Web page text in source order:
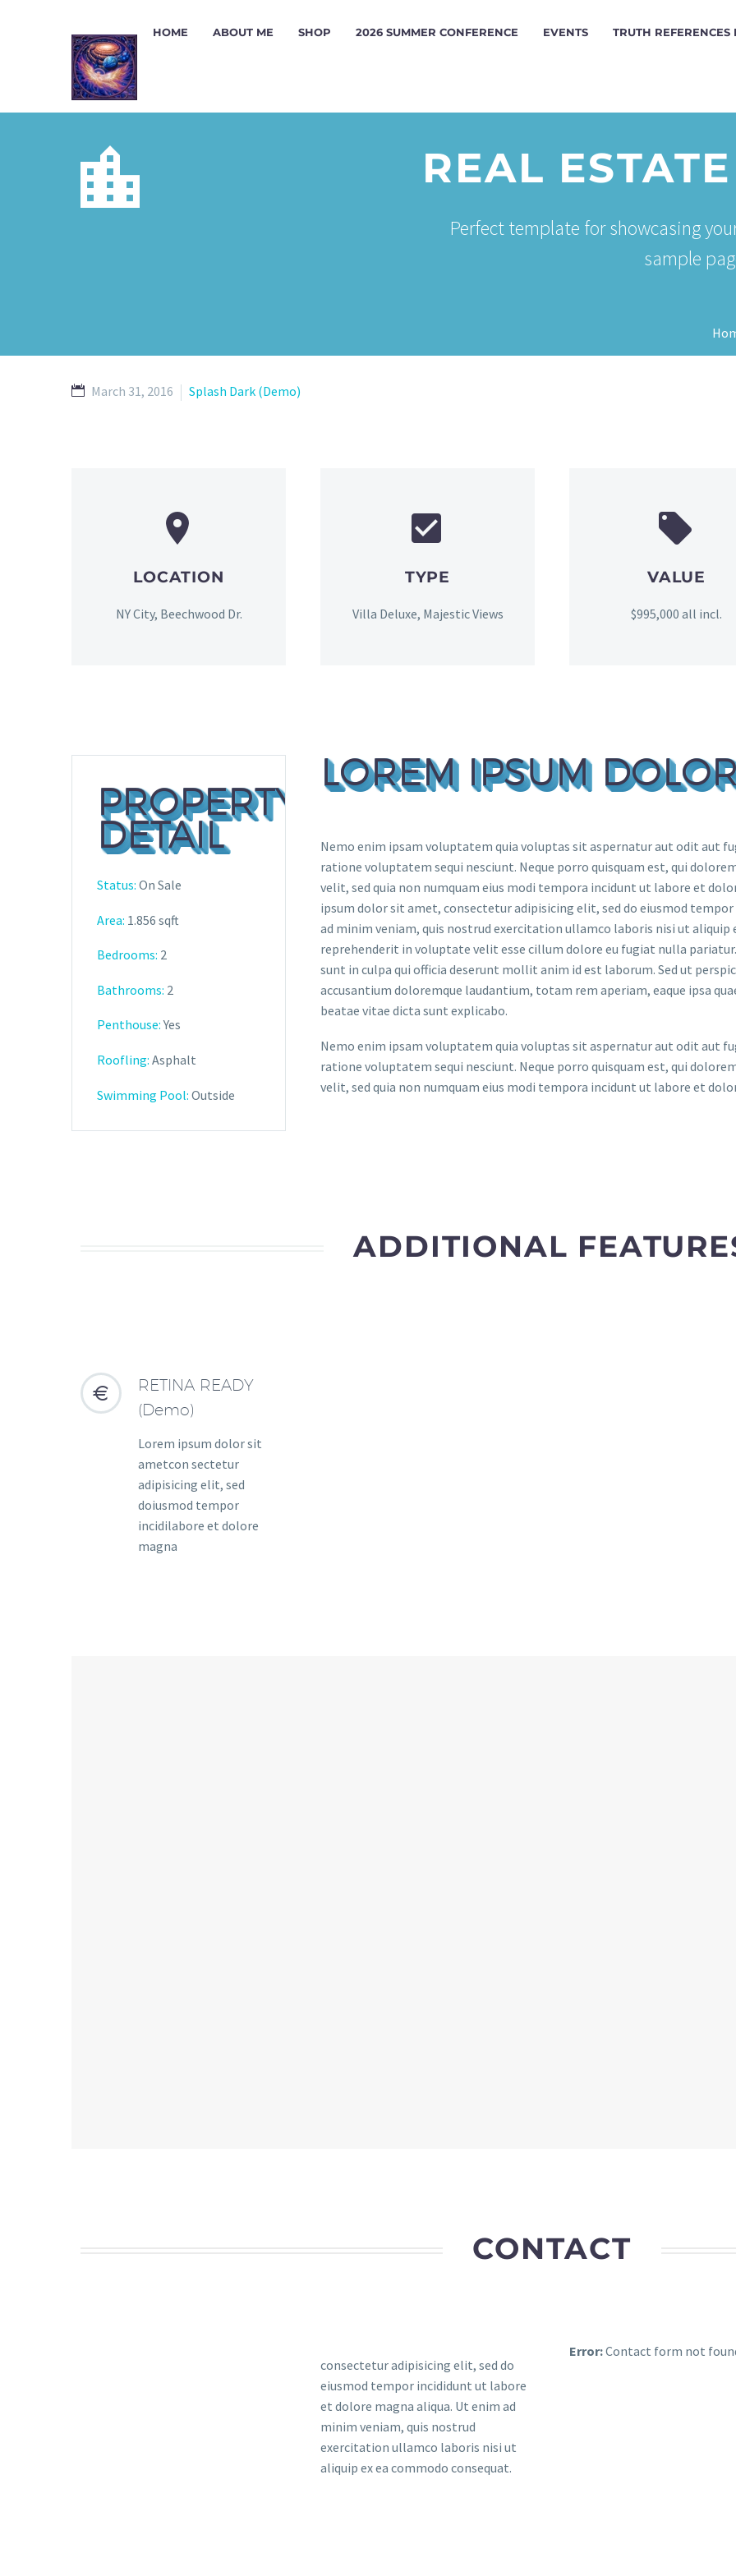
HOME ABOUT ME SHOP 2026 SUMMER CONFERENCE EVENTS TRUTH REFERENCES

 REAL
Perfect template for showcasing
sample
March 31, 2016 Splash Dark (Demo)


LOCATION
NY City, Beechwood Dr.


TYPE
Villa Deluxe, Majestic Views


VALUE
$995,000 all incl.
PROPERTY
DETAIL
Status: On Sale
Area: 1.856 sqft
Bedrooms: 2
Bathrooms: 2
Penthouse:Yes
Roofling: Asphalt
Swimming Pool: Outside
LOREM IPSUM
Nemo enim ipsam voluptatem quia voluptas sit aspernatur aut odit aut
ratione voluptatem sequi nesciunt. Neque porro quisquam est, qui
velit, sed quia non numquam eius modi tempora incidunt ut labore et
ipsum dolor sit amet, consectetur adipisicing elit, sed do eiusmod
ad minim veniam, quis nostrud exercitation ullamco laboris nisi ut aliquip
reprehenderit in voluptate velit esse cillum dolore eu fugiat nulla
sunt in culpa qui officia deserunt mollit anim id est laborum. Sed ut
accusantium doloremque laudantium, totam rem aperiam, eaque ipsa
beatae vitae dicta sunt explicabo.
Nemo enim ipsam voluptatem quia voluptas sit aspernatur aut odit aut
ratione voluptatem sequi nesciunt. Neque porro quisquam est, qui
velit, sed quia non numquam eius modi tempora incidunt ut labore et
ADDITIONAL


RETINA READY
(Demo)
Lorem ipsum dolor sit
ametcon sectetur
adipisicing elit, sed
doiusmod tempor
incidilabore et dolore
magna
CONTACT
consectetur adipisicing elit, sed do
eiusmod tempor incididunt ut labore
et dolore magna aliqua. Ut enim ad
minim veniam, quis nostrud
exercitation ullamco laboris nisi ut
aliquip ex ea commodo consequat.
Error:Contact form not